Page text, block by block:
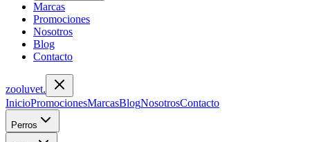
Marcas
Promociones
Nosotros
Blog
Contacto
zooluvet.
InicioPromocionesMarcasBlogNosotrosContacto
Perros